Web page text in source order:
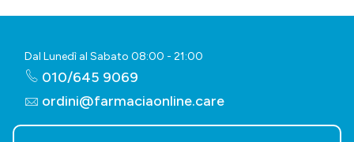
Dal Lunedì al Sabato 08:00 - 21:00
010/645 9069
ordini@farmaciaonline.care